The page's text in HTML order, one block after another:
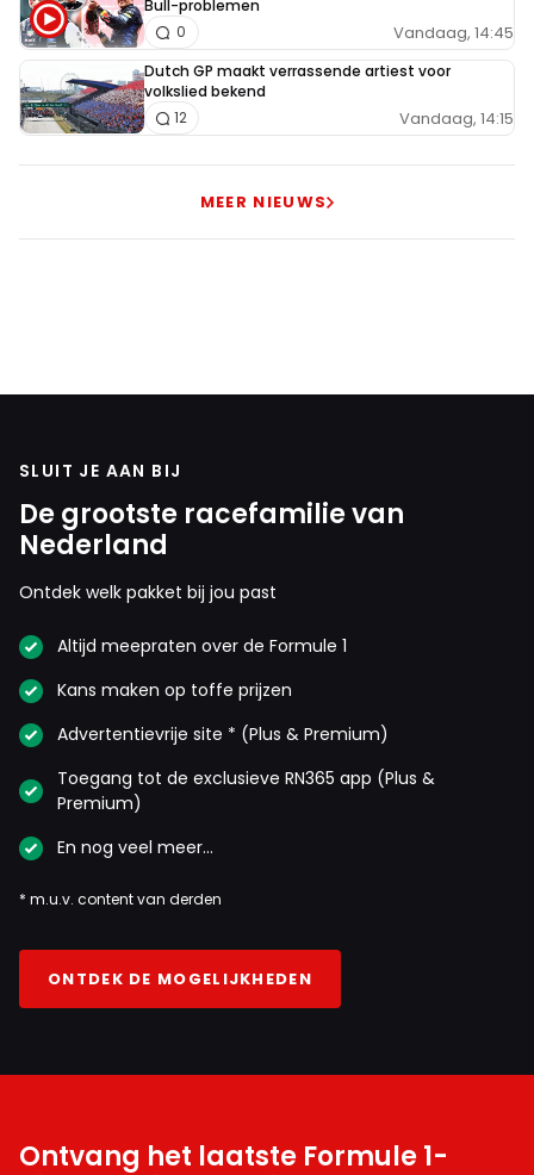
Bull-problemen
Vandaag, 14:45
0
Dutch GP maakt verrassende artiest voor
volkslied bekend
Vandaag, 14:15
12
MEER NIEUWS
SLUIT JE AAN BIJ
De grootste racefamilie van
Nederland
Ontdek welk pakket bij jou past
Altijd meepraten over de Formule 1
Kans maken op toffe prijzen
Advertentievrije site * (Plus & Premium)
Toegang tot de exclusieve RN365 app (Plus &
Premium)
En nog veel meer…
* m.u.v. content van derden
ONTDEK DE MOGELIJKHEDEN
Ontvang het laatste Formule 1-